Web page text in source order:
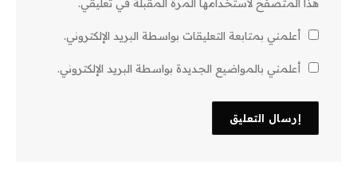
هذا المتصفح لاستخدامها المرة المقبلة في تعليقي.
أعلمني بمتابعة التعليقات بواسطة البريد الإلكتروني.
أعلمني بالمواضيع الجديدة بواسطة البريد الإلكتروني.